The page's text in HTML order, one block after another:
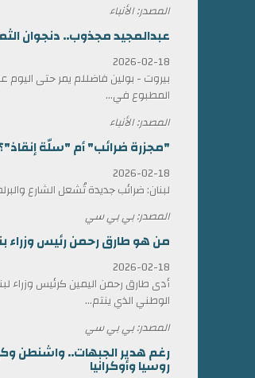
المصدر: الأنباء
عبدالمجيد مجذوب.. دنجوان
2026-02-18
بيروت - بولين فاضللم يمر حتى اليوم
المطبوع في...
المصدر: الأنباء
"مجزرة ضرائب" أم "سلّة إنقاذ"؟
2026-02-18
لبنان: ضرائب جديدة تُشعل الشارع
المصدر: بي بي سي
من هو طارق رحمن رئيس وزراء بنغلاديش
2026-02-18
الوطني الذي ينتم...
المصدر: بي بي سي
رغم هدير الجبهات.. واشنطن
روسيا وأوكرانيا